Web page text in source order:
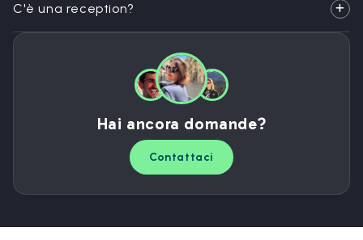
C'è una reception?
Hai ancora domande?
Contattaci